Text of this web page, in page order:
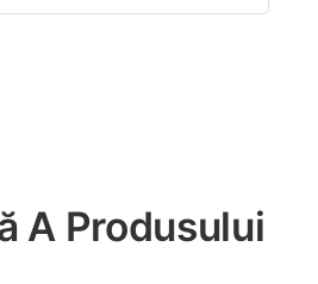
A Produsului